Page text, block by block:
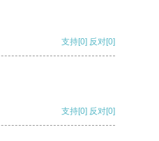
支持[0] 反对[0]
支持[0] 反对[0]